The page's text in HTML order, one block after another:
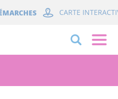
CARTE